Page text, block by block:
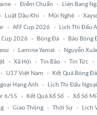
Điểm Chuẩn Liên Bang
Luật Dầu Khí Mũi Nghê
AFF Cup 2026
Lịch Thi Đấu
Cup 2026
Bóng Đá Báo Bóng
Lamine Yamal Nguyễn
Xã Hội Tin Bão Tin Tức
U17 Việt Nam Kết Quả Bóng Đá
Hạng Anh
Lịch Thi Đấu
6/55
Kết Quả Xổ Số Xổ Số
Giao Thông Thời Sự Lịch